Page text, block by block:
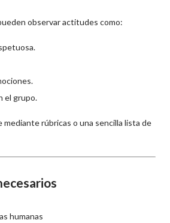
observar actitudes como:
el grupo.
rúbricas o una sencilla lista de
humanas